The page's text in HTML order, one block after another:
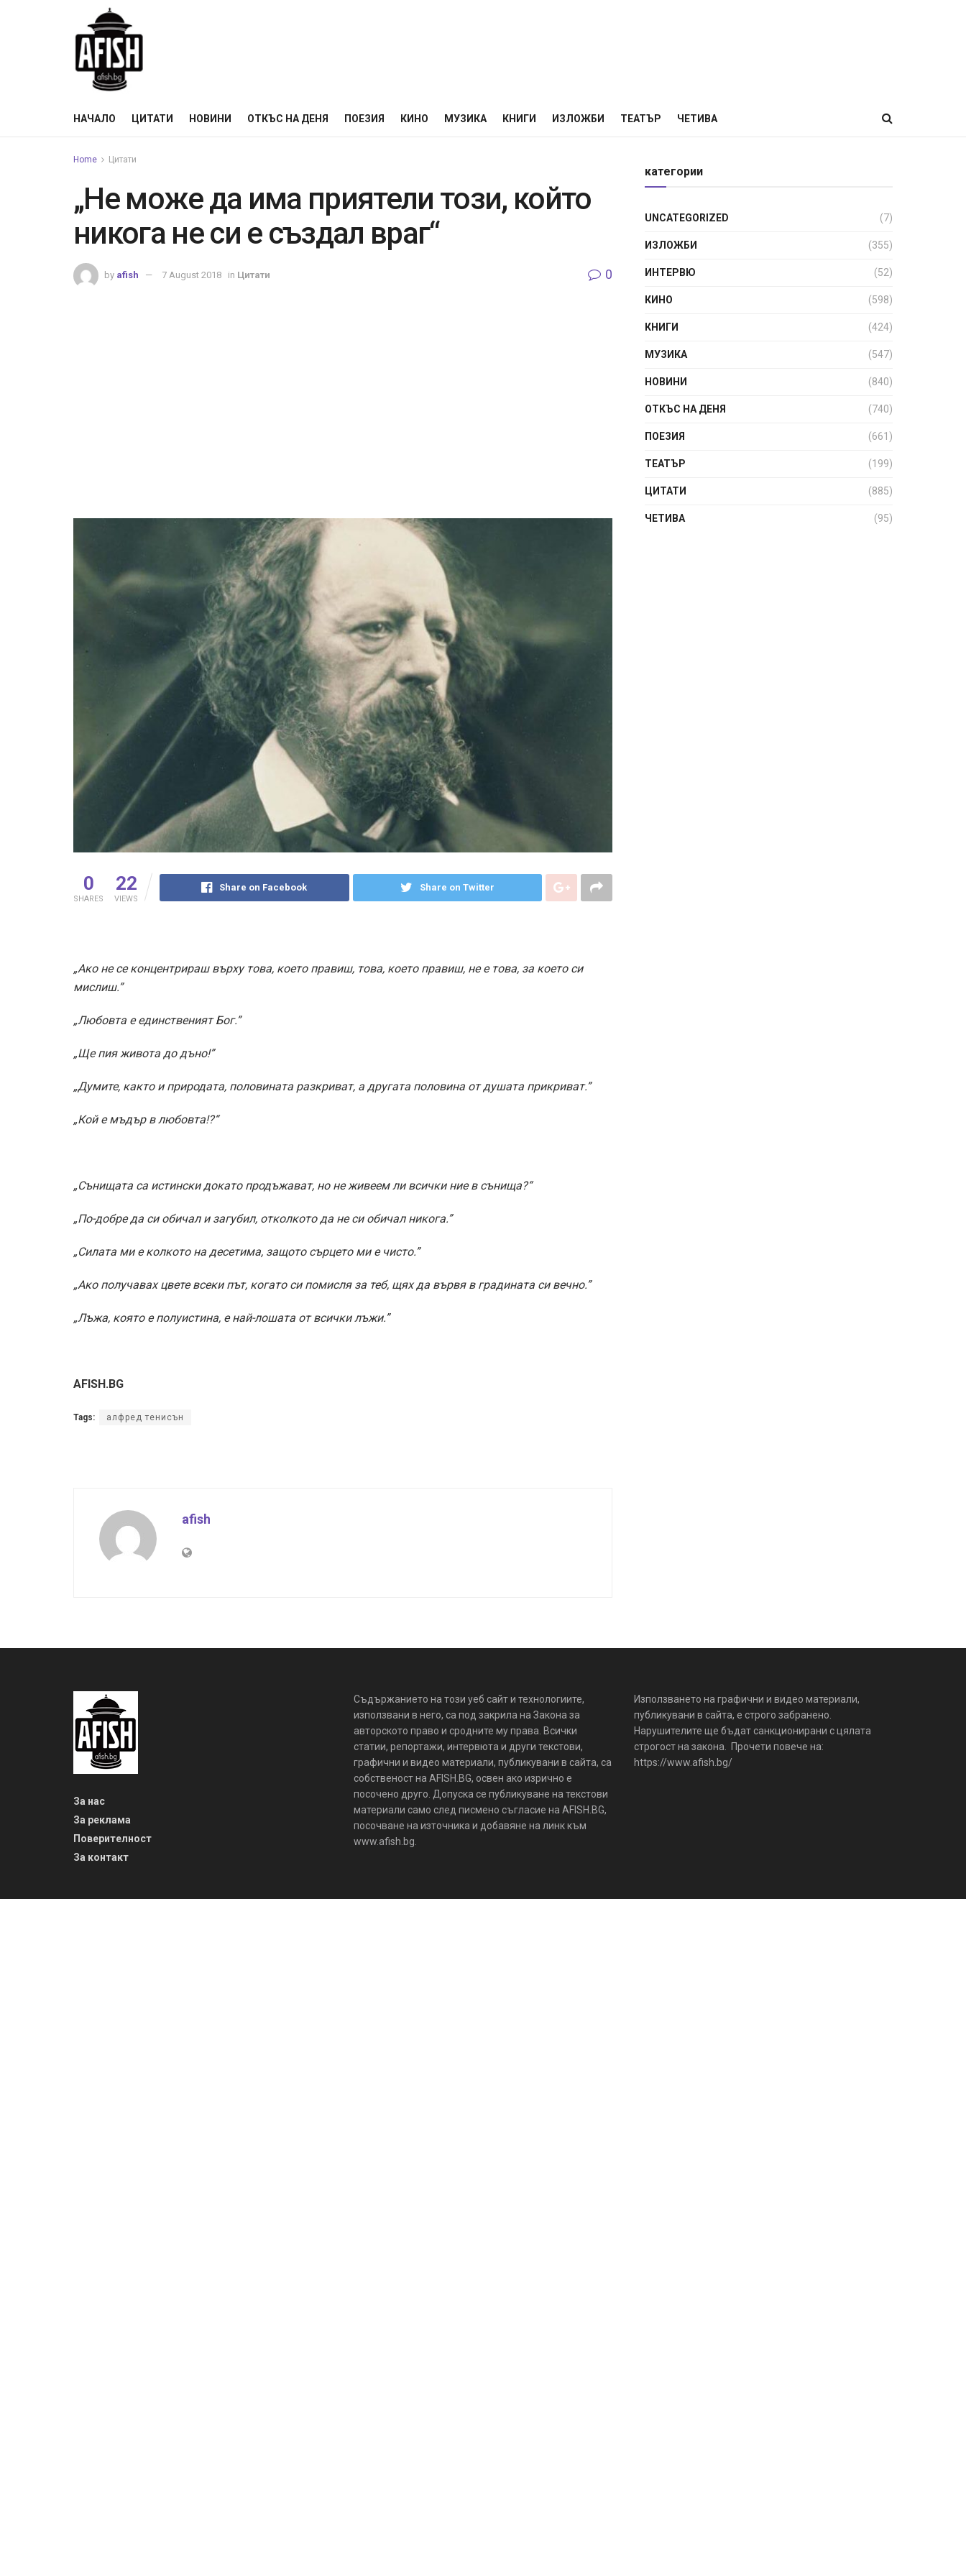
НАЧАЛО ЦИТАТИ НОВИНИ ОТКЪС НА ДЕНЯ ПОЕЗИЯ КИНО МУЗИКА КНИГИ ИЗЛОЖБИ ТЕАТЪР ЧЕТИВА
Home Цитати
„Не може да има приятели този, който
никога не си е създал враг“
by afish 7 August 2018 in Цитати 0
0
SHARES
22
VIEWS
Share on Facebook Share on Twitter
„Ако не се концентрираш върху това, което правиш, това, което правиш, не е това, за което си
мислиш.”
„Любовта е единственият Бог.”
„Ще пия живота до дъно!”
„Думите, както и природата, половината разкриват, а другата половина от душата прикриват.”
„Кой е мъдър в любовта!?“
„Сънищата са истински докато продъжават, но не живеем ли всички ние в сънища?“
„По-добре да си обичал и загубил, отколкото да не си обичал никога.”
„Силата ми е колкото на десетима, защото сърцето ми е чисто.”
„Ако получавах цвете всеки път, когато си помисля за теб, щях да вървя в градината си вечно.”
„Лъжа, която е полуистина, е най-лошата от всички лъжи.”
AFISH.BG
Tags: алфред тенисън
afish
категории
UNCATEGORIZED (7)
ИЗЛОЖБИ (355)
ИНТЕРВЮ (52)
КИНО (598)
КНИГИ (424)
МУЗИКА (547)
НОВИНИ (840)
ОТКЪС НА ДЕНЯ (740)
ПОЕЗИЯ (661)
ТЕАТЪР (199)
ЦИТАТИ (885)
ЧЕТИВА (95)
За нас
За реклама
Поверителност
За контакт
Съдържанието на този уеб сайт и технологиите,
използвани в него, са под закрила на Закона за
авторското право и сродните му права. Всички
статии, репортажи, интервюта и други текстови,
графични и видео материали, публикувани в сайта, са
собственост на AFISH.BG, освен ако изрично е
посочено друго. Допуска се публикуване на текстови
материали само след писмено съгласие на AFISH.BG,
посочване на източника и добавяне на линк към
www.afish.bg.
Използването на графични и видео материали,
публикувани в сайта, е строго забранено.
Нарушителите ще бъдат санкционирани с цялата
строгост на закона. Прочети повече на:
https://www.afish.bg/